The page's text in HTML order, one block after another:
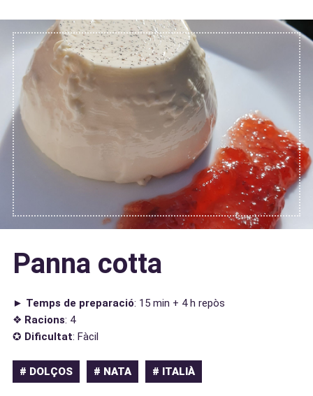
Panna cotta
► Temps de preparació: 15 min + 4 h repòs
❖ Racions: 4
✪ Dificultat: Fàcil
# DOLÇOS # NATA # ITALIÀ